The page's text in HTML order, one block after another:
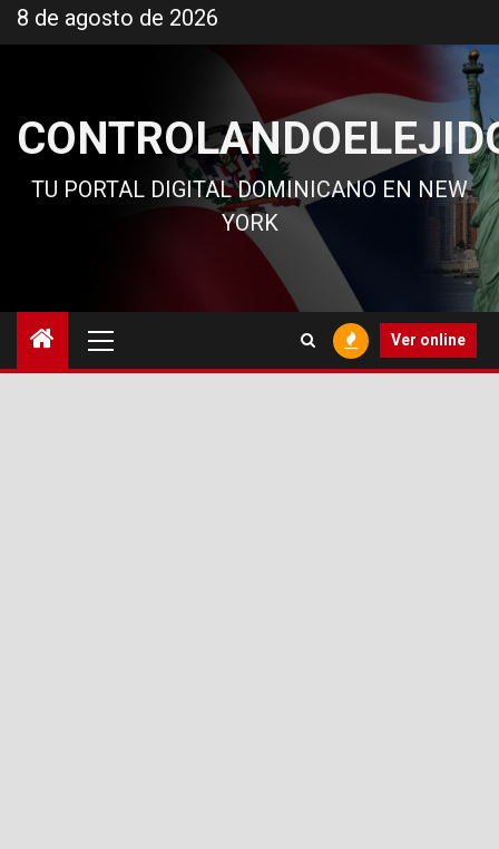
al
8 de agosto de 2026
TU PORTAL DIGITAL DOMINICANO EN NEW
YORK
principal
Ver online